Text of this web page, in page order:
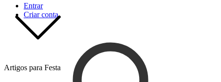
Artigos para Festa
Entrar
Criar conta